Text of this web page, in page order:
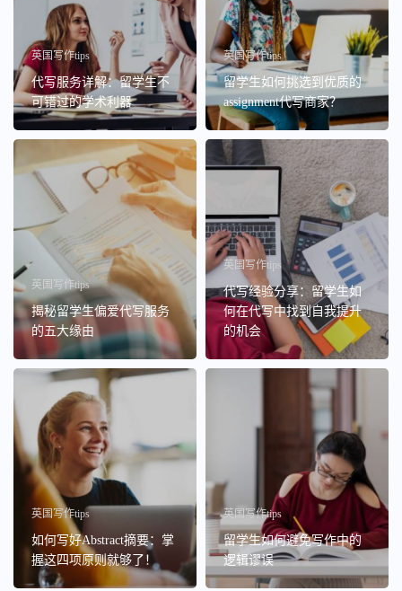
英国写作tips
代写服务详解：留学生不
可错过的学术利器
英国写作tips
留学生如何挑选到优质的
assignment代写商家？
英国写作tips
揭秘留学生偏爱代写服务
的五大缘由
英国写作tips
代写经验分享：留学生如
何在代写中找到自我提升
的机会
英国写作tips
如何写好Abstract摘要：掌
握这四项原则就够了！
英国写作tips
留学生如何避免写作中的
逻辑谬误